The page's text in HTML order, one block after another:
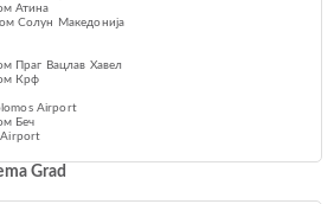
Атина
Солун Македонија
Праг Вацлав Хавел
Крф
Airport
Беч
Airport
Grad